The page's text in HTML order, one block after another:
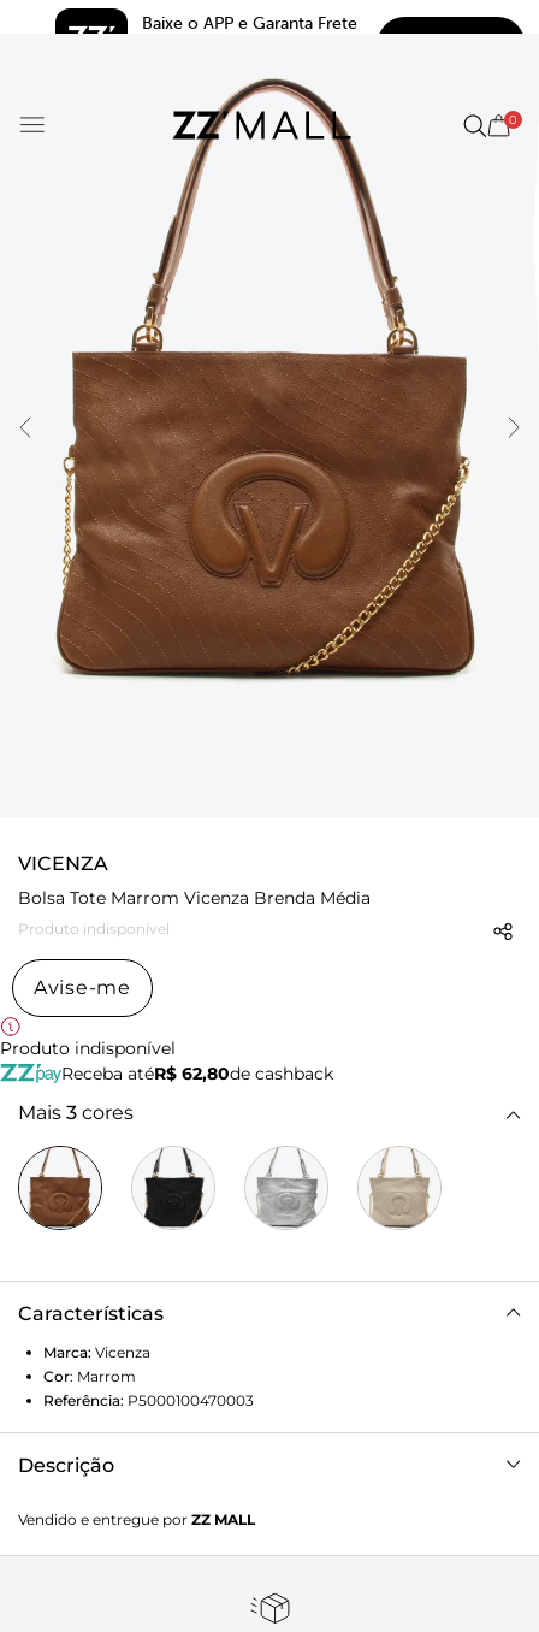
Baixe o APP e Garanta Frete
0
VICENZA
Bolsa Tote Marrom Vicenza Brenda Média
Produto indisponível
Avise-me
Produto indisponível
Receba atéR$ 62,80de cashback
Mais 3 cores
Características
Marca: Vicenza
Cor: Marrom
Referência: P5000100470003
Descrição
Vendido e entregue por ZZ MALL